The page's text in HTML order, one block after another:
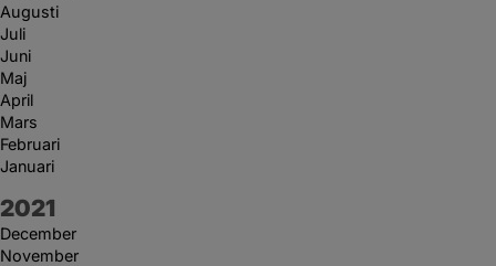
Augusti
Juli
Juni
Maj
April
Mars
Februari
Januari
År:
2021
December
November